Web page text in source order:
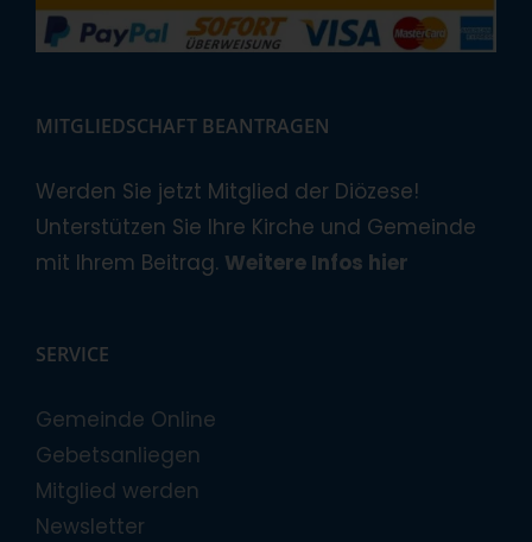
MITGLIEDSCHAFT BEANTRAGEN
Werden Sie jetzt Mitglied der Diözese!
Unterstützen Sie Ihre Kirche und Gemeinde
mit Ihrem Beitrag. Weitere Infos hier
SERVICE
Gemeinde Online
Gebetsanliegen
Mitglied werden
Newsletter